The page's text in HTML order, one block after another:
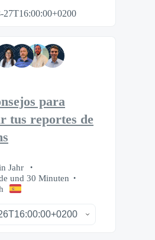
27T16:00:00+0200
para
tus reportes de
Jahr
und 30 Minuten